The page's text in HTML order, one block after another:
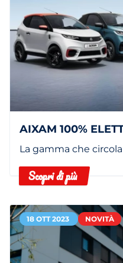
AIXAM 100%
La gamma che
Scopri di più
18 OTT 2023 NOVITÀ